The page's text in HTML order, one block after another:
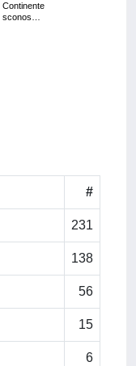
Continente
sconos…
#
231
138
56
15
6